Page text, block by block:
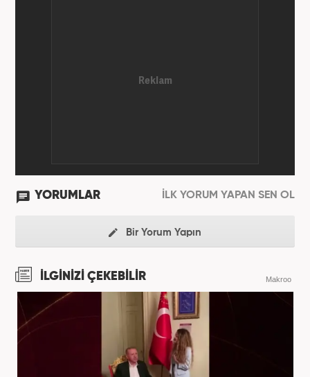
YORUMLAR İLK YORUM YAPAN SEN OL
Bir Yorum Yapın
İLGİNİZİ ÇEKEBİLİR Makroo